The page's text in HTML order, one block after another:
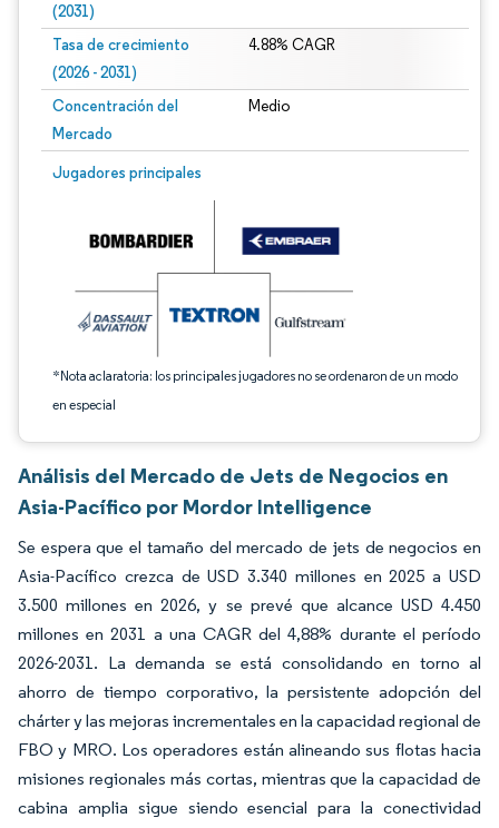
(2031)
Tasa de crecimiento
(2026 - 2031)
4.88% CAGR
Concentración del
Mercado
Medio
Jugadores principales
*Nota aclaratoria: los principales jugadores no se ordenaron de un modo
en especial
Imagen © Mordor Intelligence. El uso requiere atribución según CC BY 4.0.
Análisis del Mercado de Jets de Negocios en
Asia-Pacífico por Mordor Intelligence
Se espera que el tamaño del mercado de jets de negocios en
Asia-Pacífico crezca de USD 3.340 millones en 2025 a USD
3.500 millones en 2026, y se prevé que alcance USD 4.450
millones en 2031 a una CAGR del 4,88% durante el período
2026-2031. La demanda se está consolidando en torno al
ahorro de tiempo corporativo, la persistente adopción del
chárter y las mejoras incrementales en la capacidad regional de
FBO y MRO. Los operadores están alineando sus flotas hacia
misiones regionales más cortas, mientras que la capacidad de
cabina amplia sigue siendo esencial para la conectividad